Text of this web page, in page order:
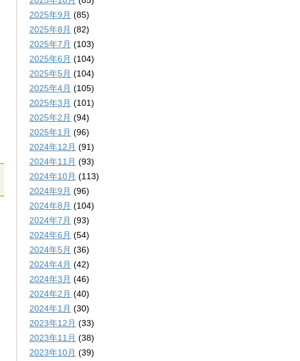
2025年9月 (85)
2025年8月 (82)
2025年7月 (103)
2025年6月 (104)
2025年5月 (104)
2025年4月 (105)
2025年3月 (101)
2025年2月 (94)
2025年1月 (96)
2024年12月 (91)
2024年11月 (93)
2024年10月 (113)
2024年9月 (96)
2024年8月 (104)
2024年7月 (93)
2024年6月 (54)
2024年5月 (36)
2024年4月 (42)
2024年3月 (46)
2024年2月 (40)
2024年1月 (30)
2023年12月 (33)
2023年11月 (38)
2023年10月 (39)